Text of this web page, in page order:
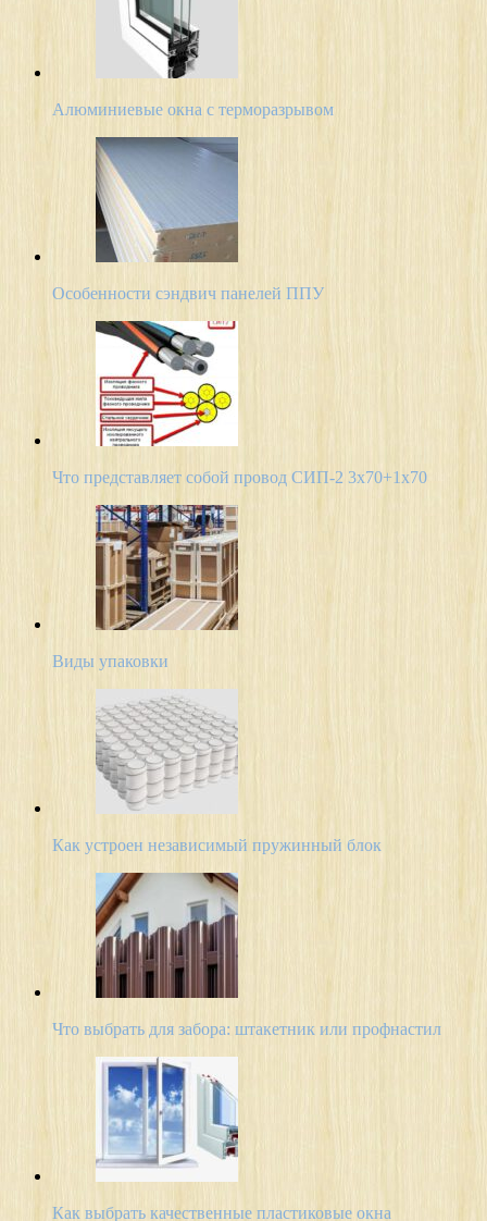
Алюминиевые окна с терморазрывом
Особенности сэндвич панелей ППУ
Что представляет собой провод СИП-2 3х70+1х70
Виды упаковки
Как устроен независимый пружинный блок
Что выбрать для забора: штакетник или профнастил
Как выбрать качественные пластиковые окна